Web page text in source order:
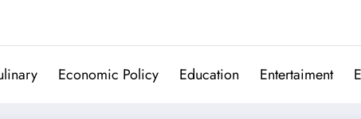
Economic Policy Education Entertaiment